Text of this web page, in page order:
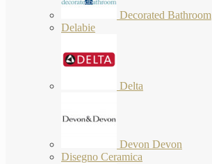
Decorated Bathroom
Delabie
Delta
Devon Devon
Disegno Ceramica